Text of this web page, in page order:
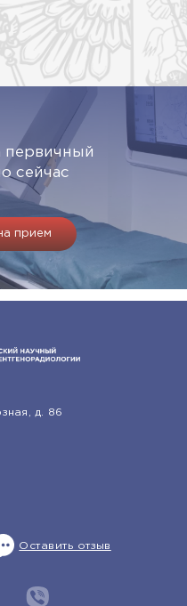
первичный
сейчас
прием
д. 86
Оставить отзыв